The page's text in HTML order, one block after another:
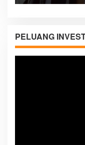
PELUANG
Pemutar